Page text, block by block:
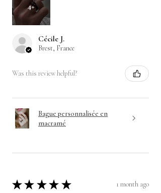
4+
Cécile J.
Brest, France
Was this review helpful?
Bague personnalisée en
macramé
★ ★ ★ ★ ★ 1 month ago